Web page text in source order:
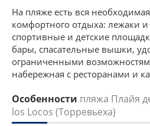
На пляже есть вся
комфортного отдыха: лежаки
спортивные и детские
бары, спасательные вышки,
ограниченными
набережная с ресторанами и
Особенности пляжа Плайя
los Locos (Торревьеха)